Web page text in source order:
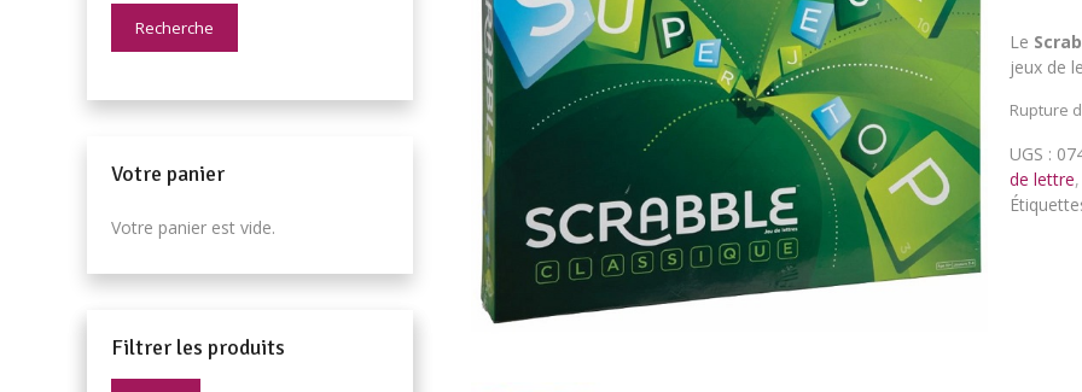
Le
jeux de
Rupture
UGS :
de lettre,
Recherche
Votre panier
Votre panier est vide.
Filtrer les produits